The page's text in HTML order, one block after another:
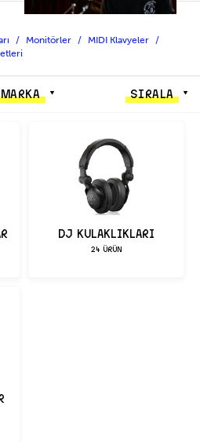
Monitörler
MIDI Klavyeler
MARKA SIRALA
DJ KULAKLIKLARI
24 ÜRÜN